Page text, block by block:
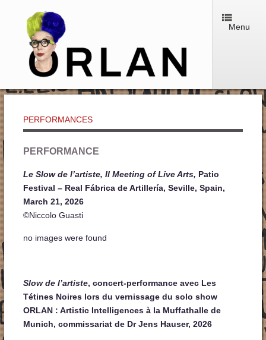
Menu
PERFORMANCES
PERFORMANCE
Le Slow de l’artiste, Il Meeting of Live Arts, Patio
Festival – Real Fábrica de Artillería, Seville, Spain,
March 21, 2026
©Niccolo Guasti
no images were found
Slow de l’artiste, concert-performance avec Les
Tétines Noires lors du vernissage du solo show
ORLAN : Artistic Intelligences à la Muffathalle de
Munich, commissariat de Dr Jens Hauser, 2026